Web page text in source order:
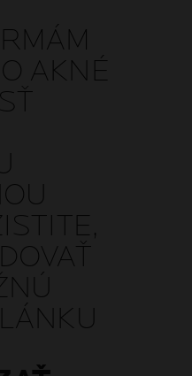
AKNÉ